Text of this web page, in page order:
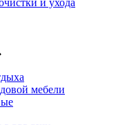
и ухода
мебели